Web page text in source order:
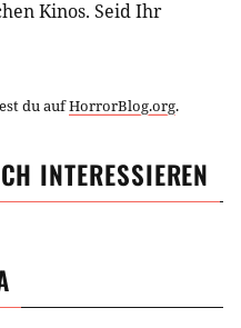
Kinos. Seid Ihr
du aufHorrorBlog.org.
INTERESSIEREN